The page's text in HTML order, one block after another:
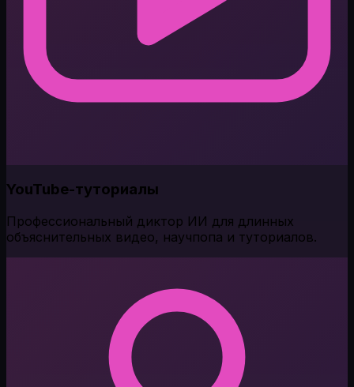
YouTube-туториалы
Профессиональный диктор ИИ для длинных
объяснительных видео, научпопа и туториалов.